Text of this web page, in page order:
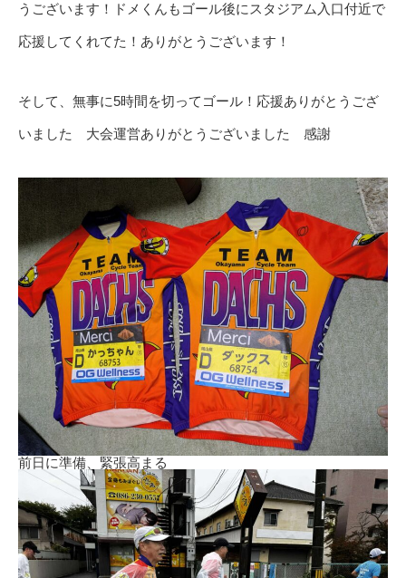
うございます！ドメくんもゴール後にスタジアム入口付近で
応援してくれてた！ありがとうございます！
そして、無事に5時間を切ってゴール！応援ありがとうござ
いました 大会運営ありがとうございました 感謝
前日に準備、緊張高まる